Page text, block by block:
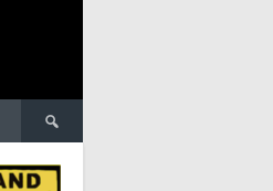
Suchen
nach: